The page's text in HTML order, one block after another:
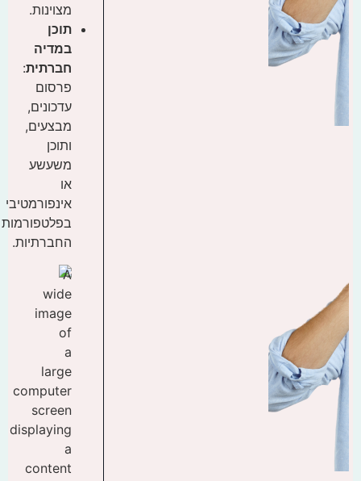
מצוינות.
תוכן
במדיה
חברתית:
פרסום
עדכונים,
מבצעים,
ותוכן
משעשע
או
אינפורמטיבי
בפלטפורמות
החברתיות.